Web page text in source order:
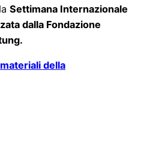
Settimana Internazionale
dalla Fondazione
della